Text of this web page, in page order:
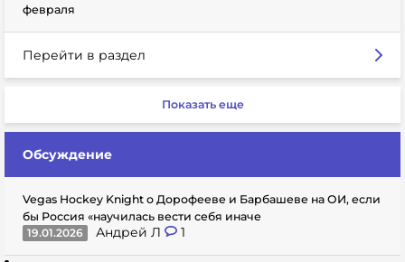
февраля
Перейти в раздел
Показать еще
Обсуждение
Vegas Hockey Knight о Дорофееве и Барбашеве на ОИ, если
бы Россия «научилась вести себя иначе
19.01.2026
Андрей Л 1